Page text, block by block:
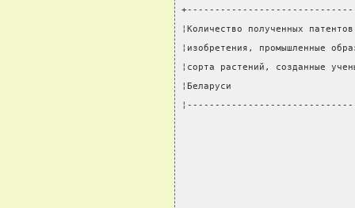
¦Количество полученных
¦изобретения,
¦сорта растений,
¦Беларуси